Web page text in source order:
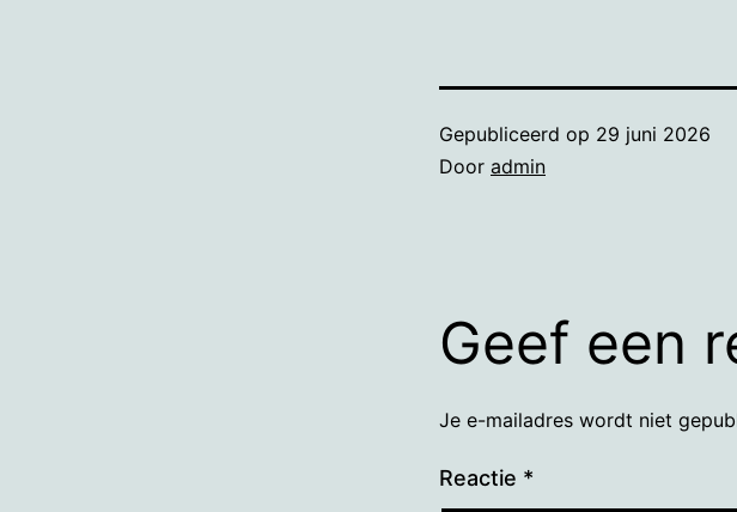
Gepubliceerd op 29 juni 2026
Door admin
Geef een
Je e-mailadres wordt niet
Reactie *